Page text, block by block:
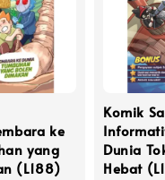
ke
yang
(L188)
Komik
Dunia
Hebat